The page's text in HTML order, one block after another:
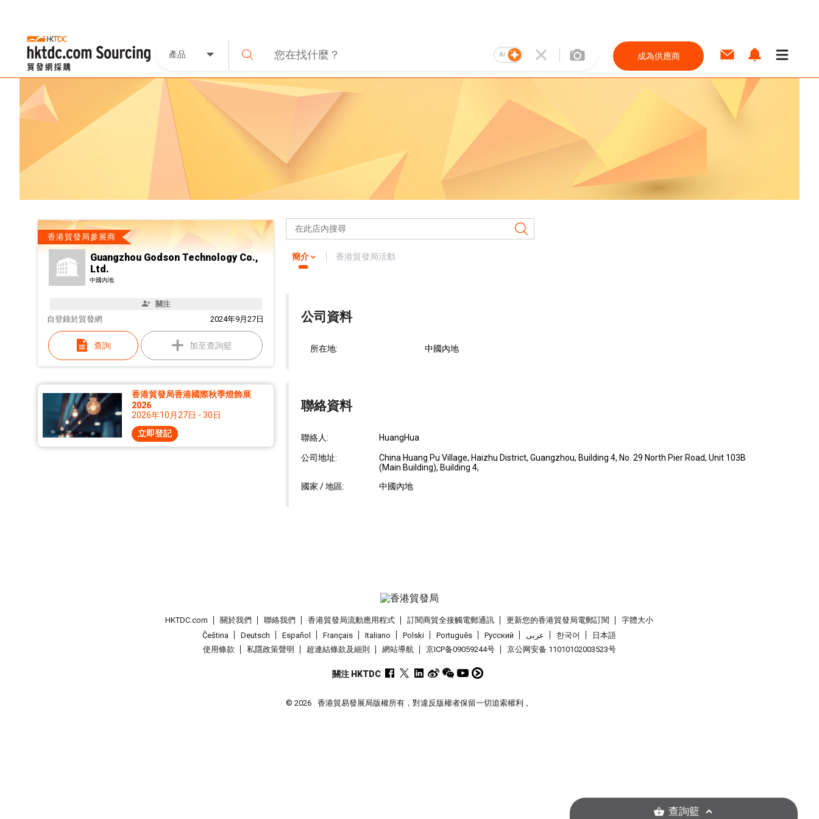
產品 AI 成為供應商
香港貿發局參展商
Guangzhou Godson Technology Co.,
Ltd.
中國內地
關注
自 2024年9月27日
登錄於貿發網
查詢 加至查詢籃
香港貿發局香港國際秋季燈飾展
2026
2026年10月27日 - 30日
立即登記
簡介 香港貿發局活動
公司資料
所在地: 中國內地
聯絡資料
聯絡人: HuangHua
公司地址:
China Huang Pu Village, Haizhu District, Guangzhou, Building 4, No. 29 North Pier Road, Unit 103B
(Main Building), Building 4,
國家 / 地區:
中國內地
HKTDC.com 關於我們 聯絡我們 香港貿發局流動應用程式 訂閱商貿全接觸電郵通訊 更新您的香港貿發局電郵訂閱
字體大小
Čeština
Deutsch Español Français Italiano Polski Português Pусский عربى 한국어
日本語
使用條款
私隱政策聲明 超連結條款及細則 網站導航 京ICP备09059244号 京公网安备 11010102003523号
關注 HKTDC
© 2026 香港貿易發展局版權所有，對違反版權者保留一切追索權利 。
查詢籃